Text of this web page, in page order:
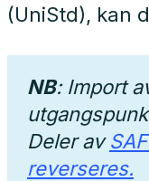
(UniStd), kan
NB: Import
Deler av
reverseres.